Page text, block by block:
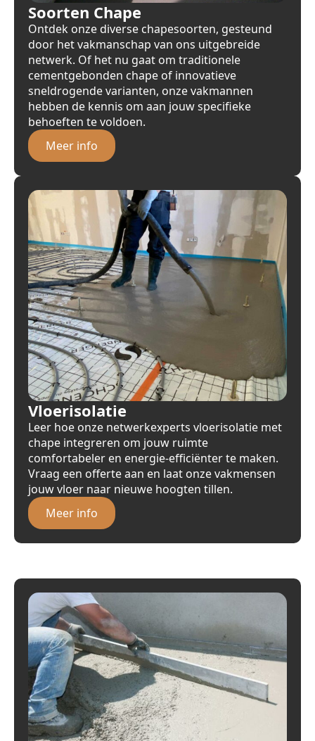
Soorten Chape
Ontdek onze diverse chapesoorten, gesteund
door het vakmanschap van ons uitgebreide
netwerk. Of het nu gaat om traditionele
cementgebonden chape of innovatieve
sneldrogende varianten, onze vakmannen
hebben de kennis om aan jouw specifieke
behoeften te voldoen.
Meer info
Vloerisolatie
Leer hoe onze netwerkexperts vloerisolatie met
chape integreren om jouw ruimte
comfortabeler en energie-efficiënter te maken.
Vraag een offerte aan en laat onze vakmensen
jouw vloer naar nieuwe hoogten tillen.
Meer info